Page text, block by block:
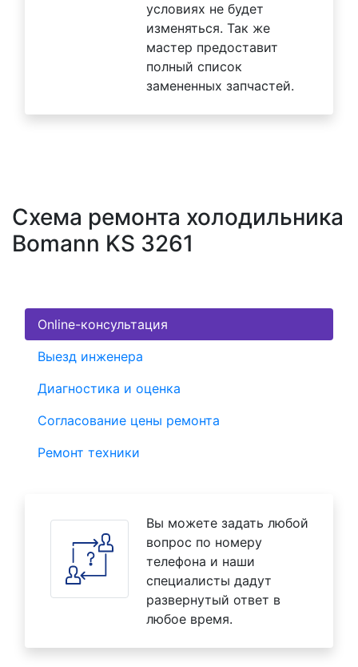
условиях не будет
изменяться. Так же
мастер предоставит
полный список
замененных запчастей.
Схема ремонта холодильника
Bomann KS 3261
Online-консультация
Выезд инженера
Диагностика и оценка
Согласование цены ремонта
Ремонт техники
Вы можете задать любой
вопрос по номеру
телефона и наши
специалисты дадут
развернутый ответ в
любое время.